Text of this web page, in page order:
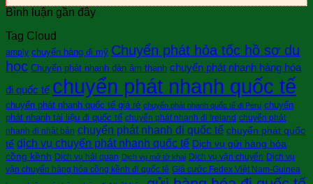
Bình luận gần đây
Tag Cloud
amply chuyển hàng đi mỹ Chuyển phát hỏa tốc hồ sơ du
học Chuyển phát nhanh dàn âm thanh chuyển phát nhanh hàng hóa
đi quốc tế chuyển phát nhanh quốc tế
chuyển phát nhanh quốc tế giá rẻ chuyển phát nhanh quốc tế đi Peru chuyển
phát nhanh tài liệu đi quốc tế chuyển phát nhanh đi Ireland chuyển phát
nhanh đi nhật bản chuyển phát nhanh đi quốc tế chuyển phát quốc
tế dịch vụ chuyển phát nhanh quốc tế Dịch vụ gửi hàng hóa
cồng kềnh Dịch vụ hải quan Dịch vụ mở tờ khai Dịch vụ vận chuyển Dịch vụ
vận chuyển hàng hóa cồng kềnh đi quốc tê Giá cước Fedex Việt Nam-Guinea